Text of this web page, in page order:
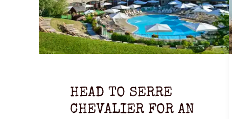
HEAD TO SERRE
CHEVALIER FOR AN